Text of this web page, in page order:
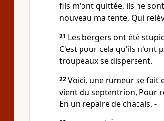
fils m'ont quittée, ils ne
nouveau ma tente, Qui
21 Les bergers ont été
C'est pour cela qu'ils n'ont
troupeaux se dispersent.
22Voici, une rumeur se fait
vient du septentrion, Pour
En un repaire de chacals. -